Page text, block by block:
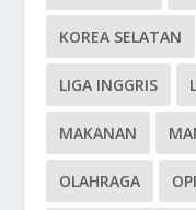
KOREA SELATAN
LIGA INGGRIS
MAKANAN
OLAHRAGA